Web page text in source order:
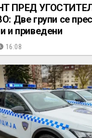
ПРЕД
Две групи се
и приведени
16:08